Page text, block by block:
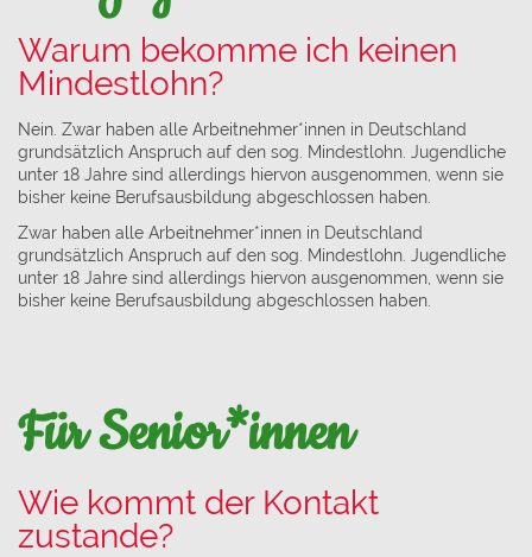
Warum bekomme ich keinen
Mindestlohn?
Nein. Zwar haben alle Arbeitnehmer*innen in Deutschland
grundsätzlich Anspruch auf den sog. Mindestlohn. Jugendliche
unter 18 Jahre sind allerdings hiervon ausgenommen, wenn sie
bisher keine Berufsausbildung abgeschlossen haben.
Zwar haben alle Arbeitnehmer*innen in Deutschland
grundsätzlich Anspruch auf den sog. Mindestlohn. Jugendliche
unter 18 Jahre sind allerdings hiervon ausgenommen, wenn sie
bisher keine Berufsausbildung abgeschlossen haben.
Für Senior*innen
Wie kommt der Kontakt
zustande?